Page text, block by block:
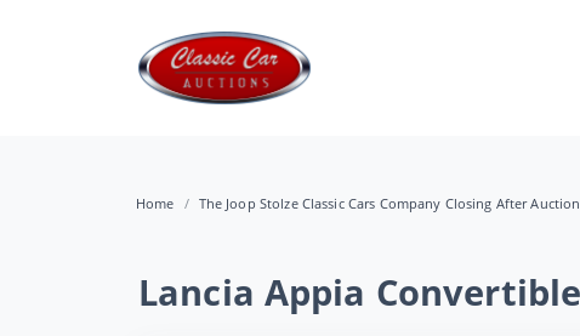
Home The Joop Stolze Classic Cars Company Closing After
Lancia Appia